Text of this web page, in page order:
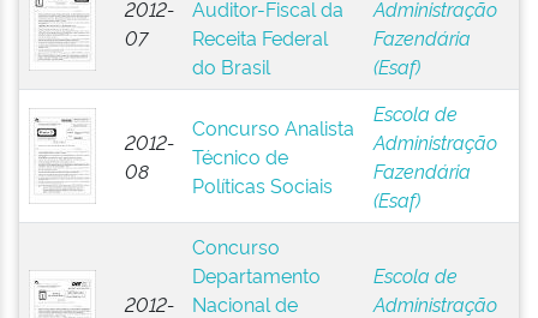
2012-
07
Auditor-Fiscal da
Receita Federal
do Brasil
Administração
Fazendária
(Esaf)
2012-
08
Concurso Analista
Técnico de
Políticas Sociais
Escola de
Administração
Fazendária
(Esaf)
2012-
Concurso
Departamento
Nacional de
Escola de
Administração